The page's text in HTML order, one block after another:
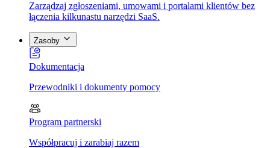
Zarządzaj zgłoszeniami, umowami i portalami klientów bez
łączenia kilkunastu narzędzi SaaS.
Zasoby
Dokumentacja
Przewodniki i dokumenty pomocy
Program partnerski
Współpracuj i zarabiaj razem